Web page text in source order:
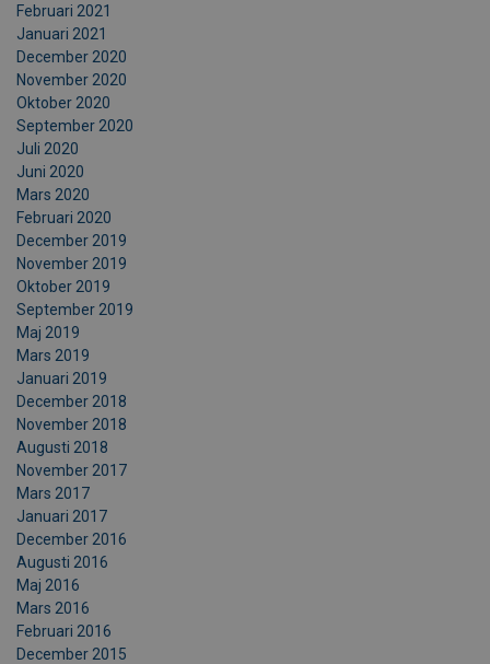
Februari 2021
Januari 2021
December 2020
November 2020
Oktober 2020
September 2020
Juli 2020
Juni 2020
Mars 2020
Februari 2020
December 2019
November 2019
Oktober 2019
September 2019
Maj 2019
Mars 2019
Januari 2019
December 2018
November 2018
Augusti 2018
November 2017
Mars 2017
Januari 2017
December 2016
Augusti 2016
Maj 2016
Mars 2016
Februari 2016
December 2015